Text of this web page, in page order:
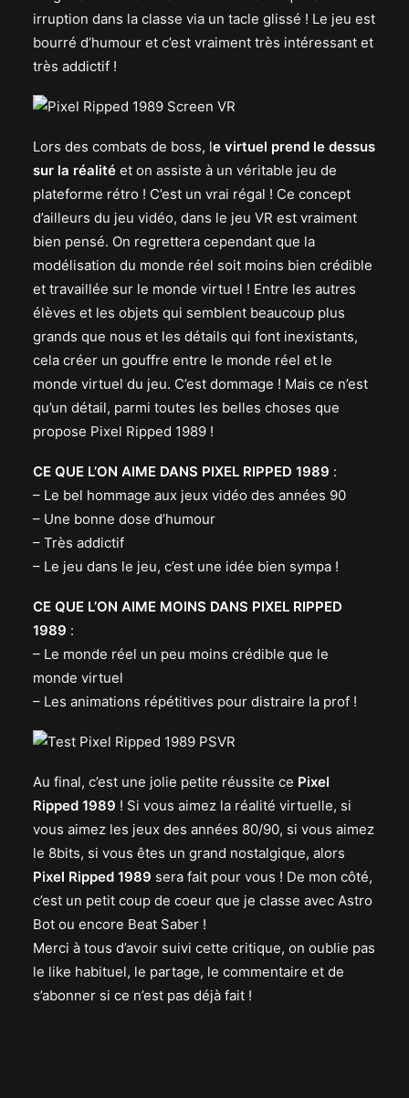
irruption dans la classe via un tacle glissé ! Le jeu est
bourré d’humour et c’est vraiment très intéressant et
très addictif !
Lors des combats de boss, le virtuel prend le dessus
sur la réalité et on assiste à un véritable jeu de
plateforme rétro ! C’est un vrai régal ! Ce concept
d’ailleurs du jeu vidéo, dans le jeu VR est vraiment
bien pensé. On regrettera cependant que la
modélisation du monde réel soit moins bien crédible
et travaillée sur le monde virtuel ! Entre les autres
élèves et les objets qui semblent beaucoup plus
grands que nous et les détails qui font inexistants,
cela créer un gouffre entre le monde réel et le
monde virtuel du jeu. C’est dommage ! Mais ce n’est
qu’un détail, parmi toutes les belles choses que
propose Pixel Ripped 1989 !
CE QUE L’ON AIME DANS PIXEL RIPPED 1989 :
– Le bel hommage aux jeux vidéo des années 90
– Une bonne dose d’humour
– Très addictif
– Le jeu dans le jeu, c’est une idée bien sympa !
CE QUE L’ON AIME MOINS DANS PIXEL RIPPED
1989 :
– Le monde réel un peu moins crédible que le
monde virtuel
– Les animations répétitives pour distraire la prof !
Au final, c’est une jolie petite réussite ce Pixel
Ripped 1989 ! Si vous aimez la réalité virtuelle, si
vous aimez les jeux des années 80/90, si vous aimez
le 8bits, si vous êtes un grand nostalgique, alors
Pixel Ripped 1989 sera fait pour vous ! De mon côté,
c’est un petit coup de coeur que je classe avec Astro
Bot ou encore Beat Saber !
Merci à tous d’avoir suivi cette critique, on oublie pas
le like habituel, le partage, le commentaire et de
s’abonner si ce n’est pas déjà fait !